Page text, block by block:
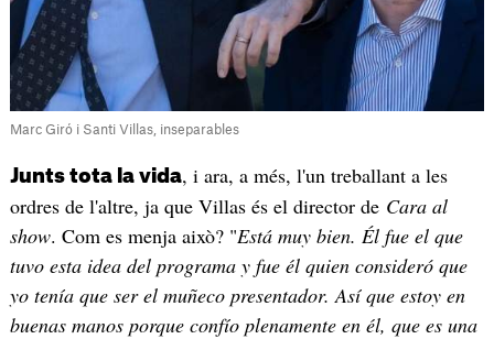
Marc Giró i Santi Villas, inseparables
Junts tota la vida, i ara, a més, l'un treballant a les
ordres de l'altre, ja que Villas és el director de Cara al
show. Com es menja això? "Está muy bien. Él fue el que
tuvo esta idea del programa y fue él quien consideró que
yo tenía que ser el muñeco presentador. Así que estoy en
buenas manos porque confío plenamente en él, que es una